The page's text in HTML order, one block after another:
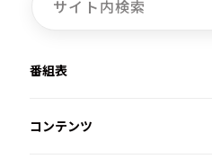
番組表
コンテンツ